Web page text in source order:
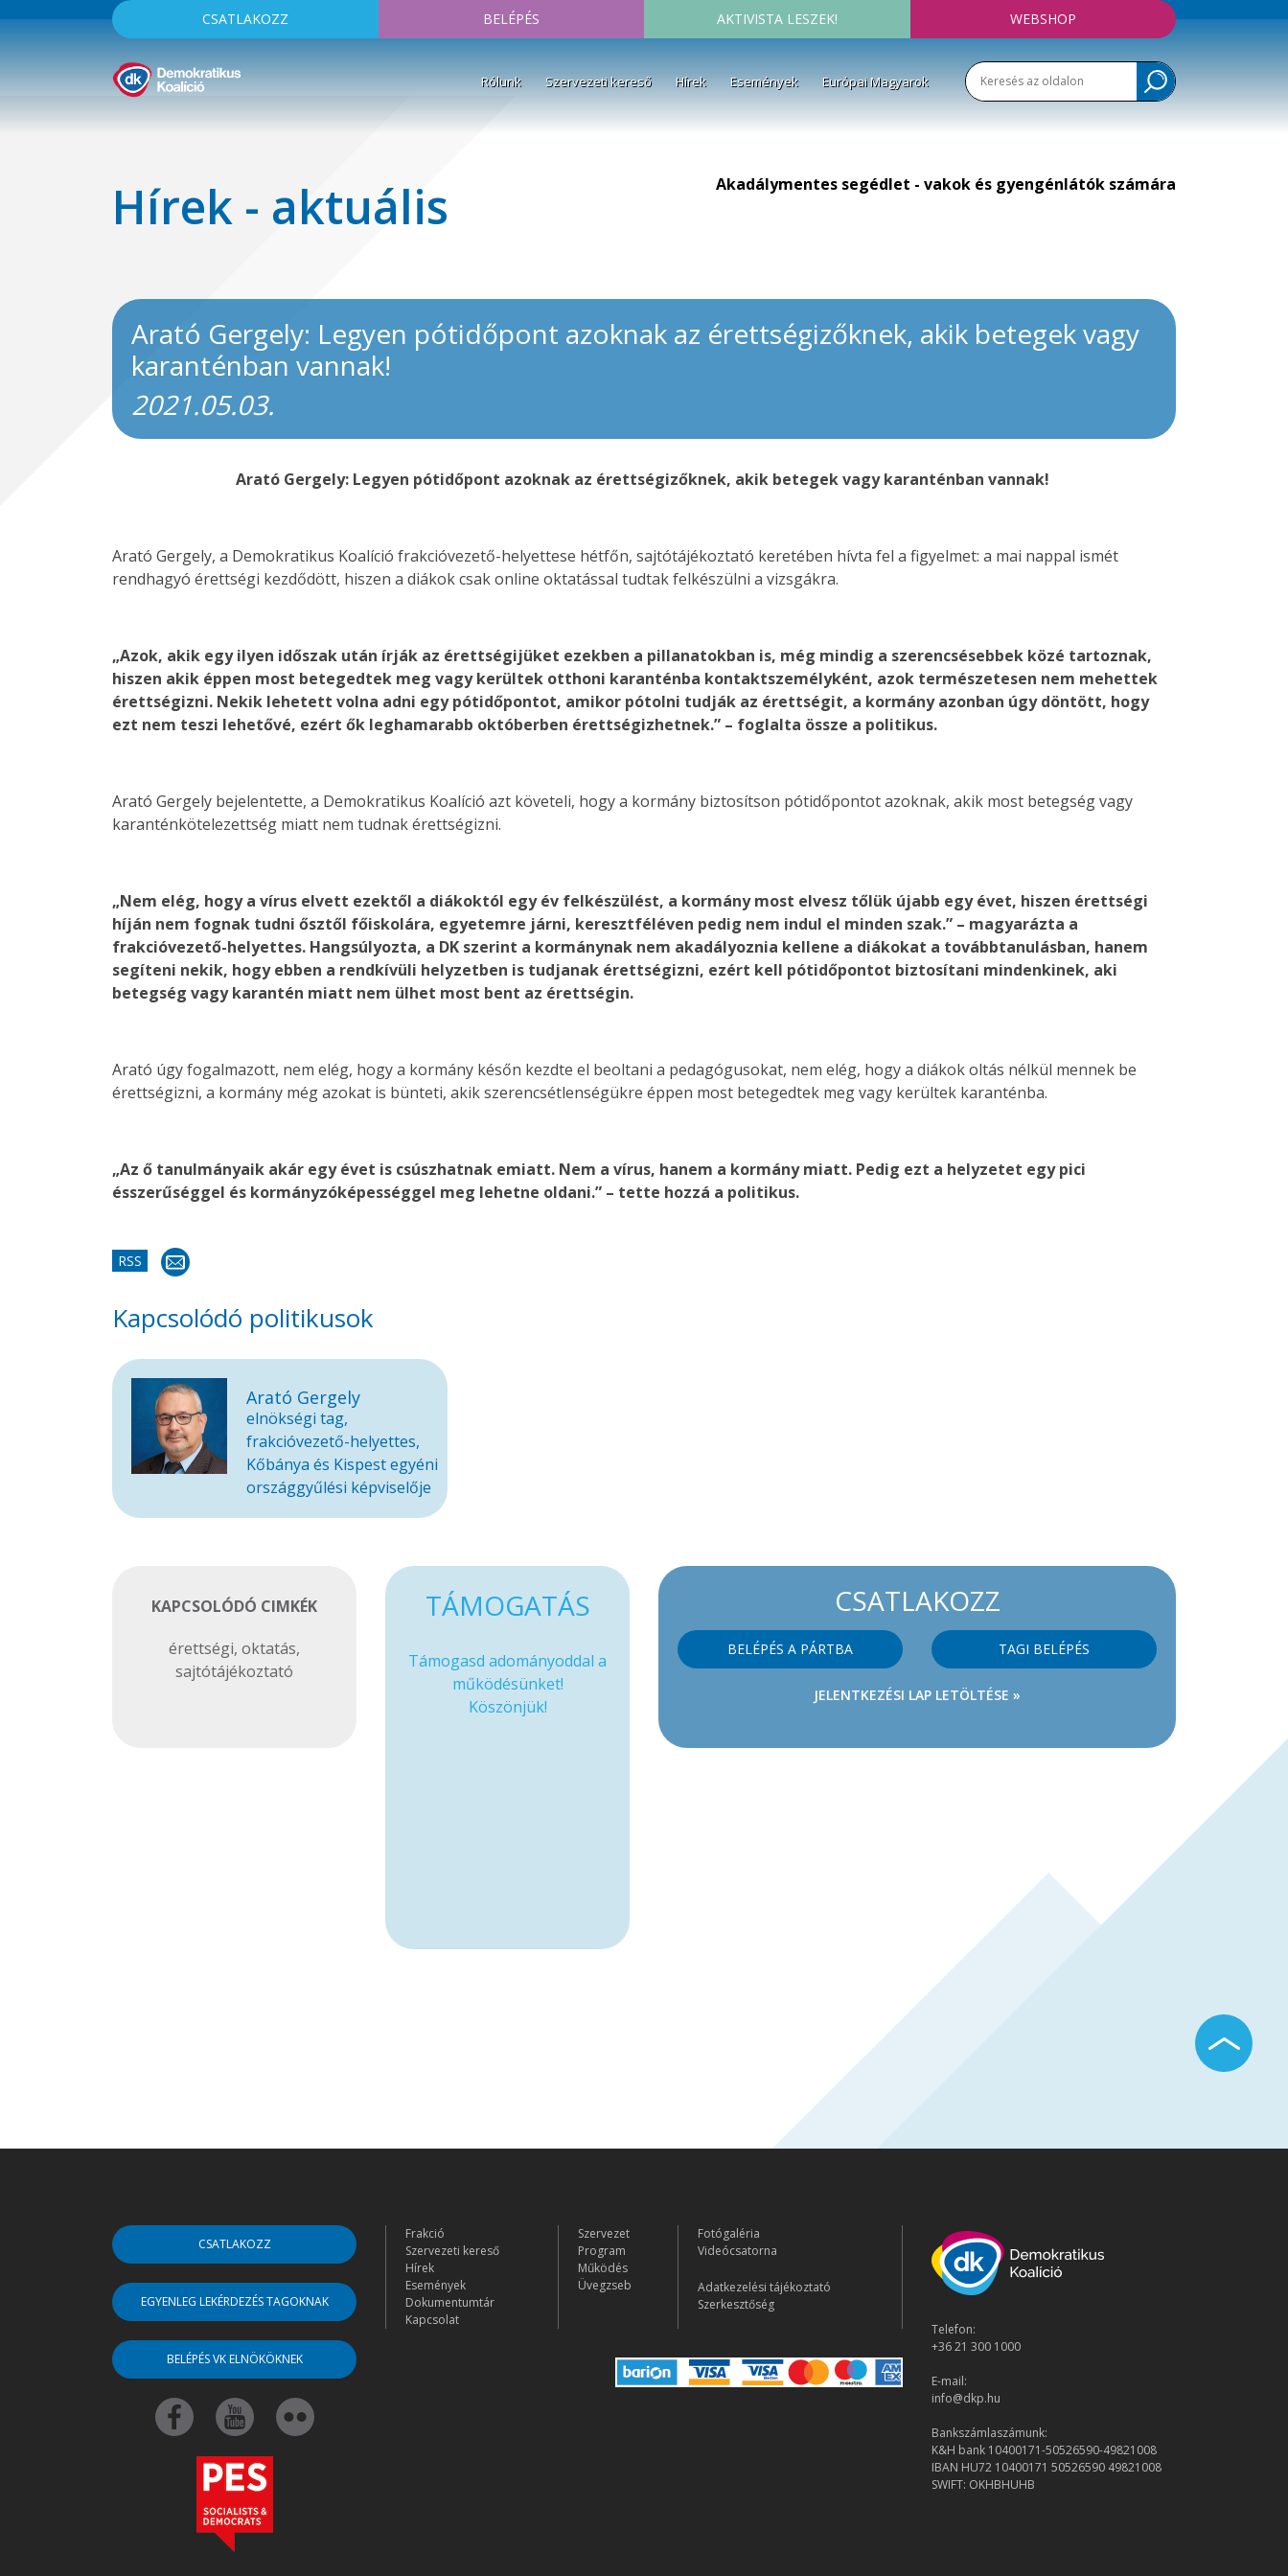
CSATLAKOZZ BELÉPÉS AKTIVISTA LESZEK! WEBSHOP
Rólunk Szervezeti kereső Hírek Események Európai Magyarok
Hírek - aktuális Akadálymentes segédlet - vakok és gyengénlátók számára
Arató Gergely: Legyen pótidőpont azoknak az érettségizőknek, akik betegek vagy
karanténban vannak!
2021.05.03.
Arató Gergely: Legyen pótidőpont azoknak az érettségizőknek, akik betegek vagy karanténban vannak!
Arató Gergely, a Demokratikus Koalíció frakcióvezető-helyettese hétfőn, sajtótájékoztató keretében hívta fel a figyelmet: a mai nappal ismét
rendhagyó érettségi kezdődött, hiszen a diákok csak online oktatással tudtak felkészülni a vizsgákra.
„Azok, akik egy ilyen időszak után írják az érettségijüket ezekben a pillanatokban is, még mindig a szerencsésebbek közé tartoznak,
hiszen akik éppen most betegedtek meg vagy kerültek otthoni karanténba kontaktszemélyként, azok természetesen nem mehettek
érettségizni. Nekik lehetett volna adni egy pótidőpontot, amikor pótolni tudják az érettségit, a kormány azonban úgy döntött, hogy
ezt nem teszi lehetővé, ezért ők leghamarabb októberben érettségizhetnek.” – foglalta össze a politikus.
Arató Gergely bejelentette, a Demokratikus Koalíció azt követeli, hogy a kormány biztosítson pótidőpontot azoknak, akik most betegség vagy
karanténkötelezettség miatt nem tudnak érettségizni.
„Nem elég, hogy a vírus elvett ezektől a diákoktól egy év felkészülést, a kormány most elvesz tőlük újabb egy évet, hiszen érettségi
híján nem fognak tudni ősztől főiskolára, egyetemre járni, keresztféléven pedig nem indul el minden szak.” – magyarázta a
frakcióvezető-helyettes. Hangsúlyozta, a DK szerint a kormánynak nem akadályoznia kellene a diákokat a továbbtanulásban, hanem
segíteni nekik, hogy ebben a rendkívüli helyzetben is tudjanak érettségizni, ezért kell pótidőpontot biztosítani mindenkinek, aki
betegség vagy karantén miatt nem ülhet most bent az érettségin.
Arató úgy fogalmazott, nem elég, hogy a kormány későn kezdte el beoltani a pedagógusokat, nem elég, hogy a diákok oltás nélkül mennek be
érettségizni, a kormány még azokat is bünteti, akik szerencsétlenségükre éppen most betegedtek meg vagy kerültek karanténba.
„Az ő tanulmányaik akár egy évet is csúszhatnak emiatt. Nem a vírus, hanem a kormány miatt. Pedig ezt a helyzetet egy pici
ésszerűséggel és kormányzóképességgel meg lehetne oldani.” – tette hozzá a politikus.
RSS
Kapcsolódó politikusok
Arató Gergely
elnökségi tag,
frakcióvezető-helyettes,
Kőbánya és Kispest egyéni
országgyűlési képviselője
KAPCSOLÓDÓ CIMKÉK
érettségi, oktatás,
sajtótájékoztató
CSATLAKOZZ
BELÉPÉS A PÁRTBA TAGI BELÉPÉS
JELENTKEZÉSI LAP LETÖLTÉSE »
TÁMOGATÁS
Támogasd adományoddal a
működésünket!
Köszönjük!
CSATLAKOZZ
EGYENLEG LEKÉRDEZÉS TAGOKNAK
BELÉPÉS VK ELNÖKÖKNEK
Frakció
Szervezeti kereső
Hírek
Események
Dokumentumtár
Kapcsolat
Szervezet
Program
Működés
Üvegzseb
Fotógaléria
Videócsatorna
Adatkezelési tájékoztató
Szerkesztőség
Telefon:
+36 21 300 1000
E-mail:
info@dkp.hu
Bankszámlaszámunk:
K&H bank 10400171-50526590-49821008
IBAN HU72 10400171 50526590 49821008
SWIFT: OKHBHUHB